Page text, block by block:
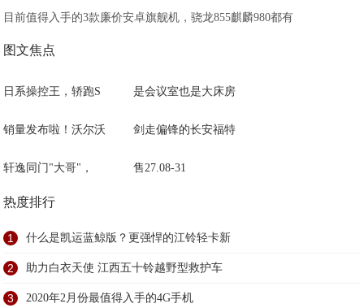
目前值得入手的3款廉价安卓旗舰机，骁龙855麒麟980都有
图文焦点
日系操控王，轿跑S 是会议室也是大床房
销量发布啦！沃尔沃 剑走偏锋的长安福特
轩逸同门"大哥"， 售27.08-31
热度排行
1 什么是凯运蓝鲸版？更强悍的江铃轻卡新
2 助力白衣天使 江西五十铃越野型救护车
3 2020年2月份最值得入手的4G手机